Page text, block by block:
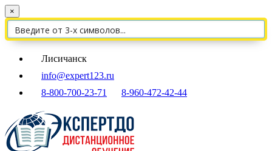
×
Лисичанск
info@expert123.ru
8-800-700-23-71
8-960-472-42-44